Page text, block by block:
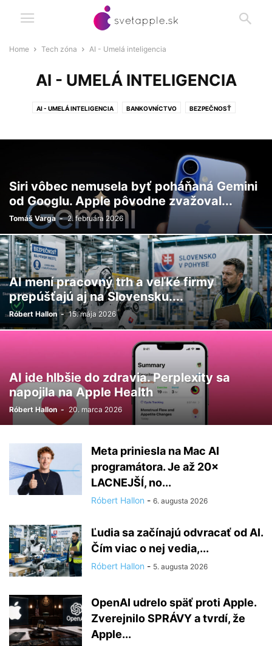
Home Tech zóna AI - Umelá inteligencia
AI - UMELÁ INTELIGENCIA
AI - UMELÁ INTELIGENCIA BANKOVNÍCTVO BEZPEČNOSŤ
Siri vôbec nemusela byť poháňaná Gemini
od Googlu. Apple pôvodne zvažoval...
Tomáš Varga - 2. februára 2026
AI mení pracovný trh a veľké firmy
prepúšťajú aj na Slovensku....
Róbert Hallon - 15. mája 2026
AI ide hlbšie do zdravia. Perplexity sa
napojila na Apple Health
Róbert Hallon - 20. marca 2026
Meta priniesla na Mac AI
programátora. Je až 20×
LACNEJŠÍ, no...
Róbert Hallon - 6. augusta 2026
Ľudia sa začínajú odvracať od AI.
Čím viac o nej vedia,...
Róbert Hallon - 5. augusta 2026
OpenAI udrelo späť proti Apple.
Zverejnilo SPRÁVY a tvrdí, že
Apple...